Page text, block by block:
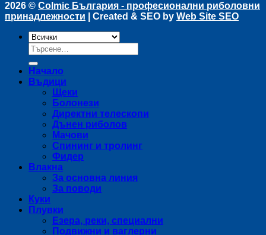
2026 © Colmic България - професионални риболовни
принадлежности | Created & SEO by Web Site SEO
Търсене
за:
Начало
Въдици
Щеки
Болонези
Директни телескопи
Дънен риболов
Мачови
Спининг и тролинг
Фидер
Влакна
За основна линия
За поводи
Куки
Плувки
Езера, реки, специални
Подвижни и ваглерни